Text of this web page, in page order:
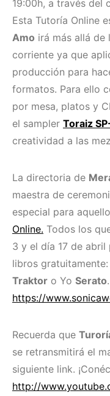
19:00h, a través del
Esta Tutoría Online
Amo irá más allá de
corriente ya que
producción para
formatos. Para ello
por mesa, platos y
el sampler Toraiz
creatividad a las
La directoria de
maestra de
especial para
Online. Todos los
3 y el día 17 de
libros gratuitamente:
Traktor o Yo Serato
https://
Recuerda que
se retransmitirá el
siguiente link.
http://